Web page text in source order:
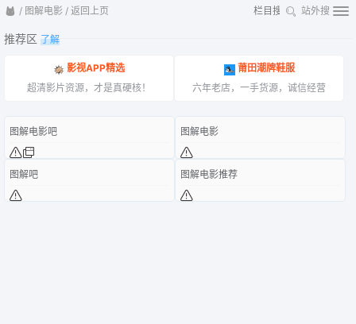
/ 图解电影 / 返回上页 站外搜
推荐区 了解
影视APP精选
超清影片资源，才是真硬核！
莆田潮牌鞋服
六年老店，一手货源，诚信经营
图解电影吧 图解电影
图解吧 图解电影推荐